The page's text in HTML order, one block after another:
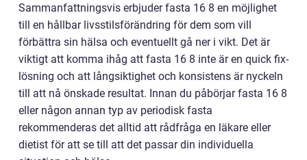
Sammanfattningsvis erbjuder fasta 16 8 en möjlighet
till en hållbar livsstilsförändring för dem som vill
förbättra sin hälsa och eventuellt gå ner i vikt. Det är
viktigt att komma ihåg att fasta 16 8 inte är en quick fix-
lösning och att långsiktighet och konsistens är nyckeln
till att nå önskade resultat. Innan du påbörjar fasta 16 8
eller någon annan typ av periodisk fasta
rekommenderas det alltid att rådfråga en läkare eller
dietist för att se till att det passar din individuella